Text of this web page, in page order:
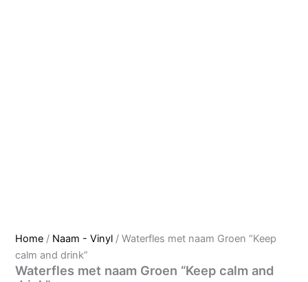
Home / Naam - Vinyl / Waterfles met naam Groen “Keep
calm and drink”
Waterfles met naam Groen “Keep calm and